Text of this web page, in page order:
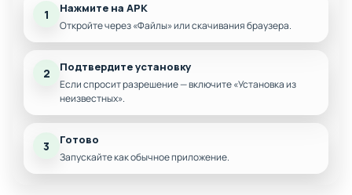
1 Нажмите на APK
Откройте через «Файлы» или скачивания браузера.
2 Подтвердите установку
Если спросит разрешение — включите «Установка из
неизвестных».
3 Готово
Запускайте как обычное приложение.